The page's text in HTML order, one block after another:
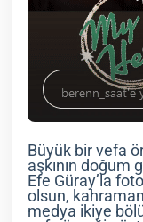
Büyük bir vefa
aşkının doğum
Efe Güray’la
olsun,
medya ikiye